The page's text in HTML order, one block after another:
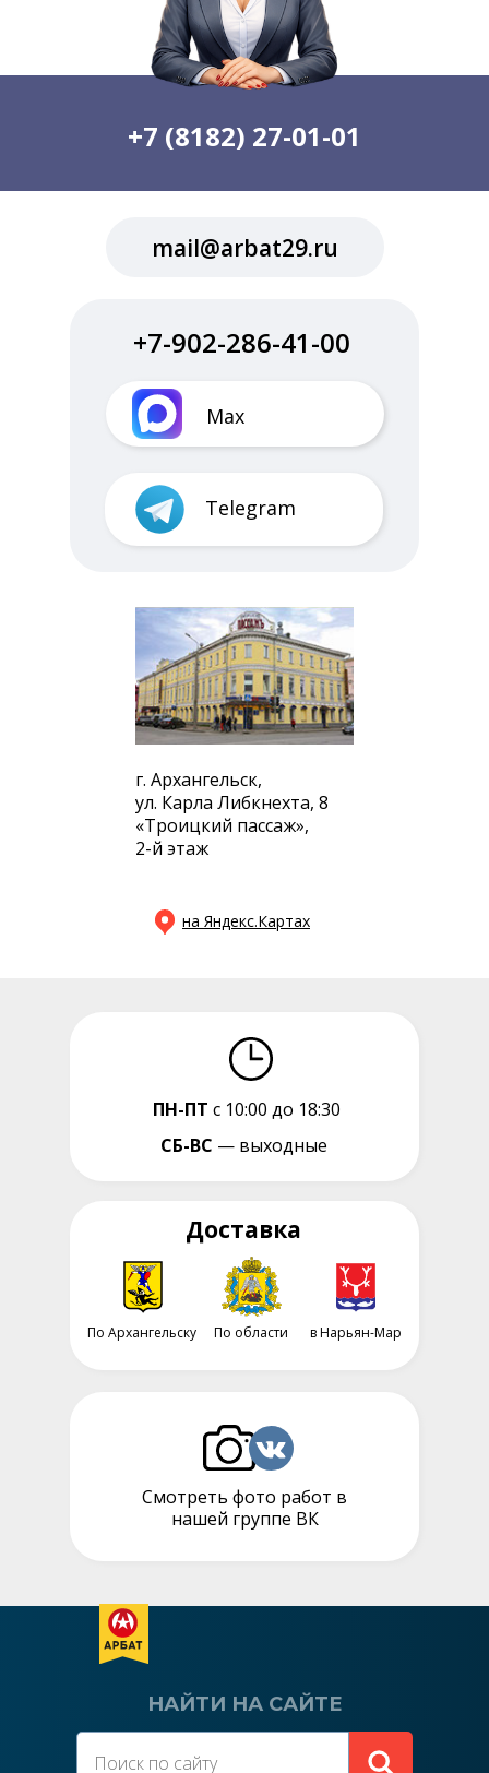
mail@arbat29.ru
Смотреть фото работ в
нашей группе ВК
+7 (8182) 27-01-01
Max
+7-902-286-41-00
ПН-ПТ с 10:00 до 18:30
Telegram
СБ-ВС — выходные
г. Архангельск,
ул. Карла Либкнехта, 8
«Троицкий пассаж»,
2-й этаж
на Яндекс.Картах
Доставка
По Архангельску в Нарьян-Мар
По области
НАЙТИ НА САЙТЕ